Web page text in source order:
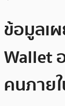
ข้อมูลเ
Wallet
คนภาย